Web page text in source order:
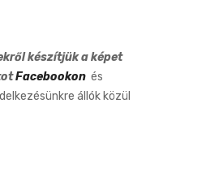
készítjük a képet
Facebookon és
állók közül